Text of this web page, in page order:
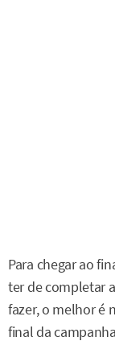
Para chegar ao
ter de completar
fazer, o melhor é
final da